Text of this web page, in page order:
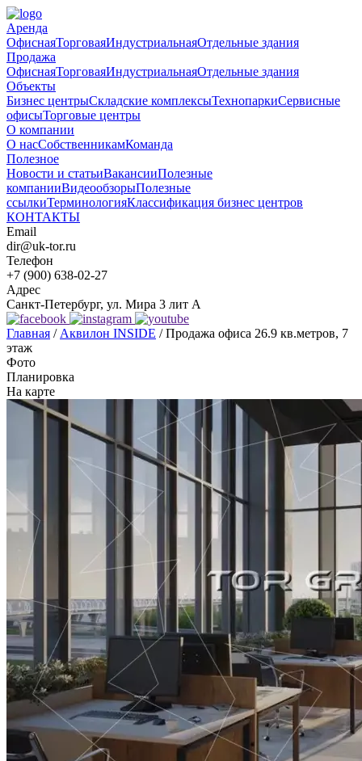
Аренда
ОфиснаяТорговаяИндустриальнаяОтдельные здания
Продажа
ОфиснаяТорговаяИндустриальнаяОтдельные здания
Объекты
Бизнес центрыСкладские комплексыТехнопаркиСервисные
офисыТорговые центры
О компании
О насСобственникамКоманда
Полезное
Новости и статьиВакансииПолезные
компанииВидеообзорыПолезные
ссылкиТерминологияКлассификация бизнес центров
КОНТАКТЫ
Email
dir@uk-tor.ru
Телефон
+7 (900) 638-02-27
Адрес
Санкт-Петербург, ул. Мира 3 лит А
Главная / Аквилон INSIDE /Продажа офиса 26.9 кв.метров, 7
этаж
Фото
Планировка
На карте